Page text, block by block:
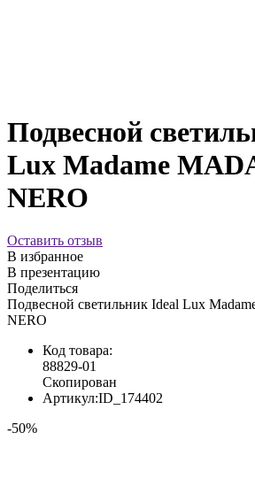
Подвесной
Lux Madame
NERO
Оставить отзыв
В избранное
В презентацию
Поделиться
Подвесной светильник Ideal Lux
NERO
Код товара:
88829-01
Скопирован
Артикул:ID_174402
-50%